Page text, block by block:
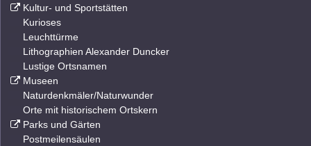
Kultur- und Sportstätten
Kurioses
Leuchttürme
Lithographien Alexander Duncker
Lustige Ortsnamen
Museen
Naturdenkmäler/Naturwunder
Orte mit historischem Ortskern
Parks und Gärten
Postmeilensäulen